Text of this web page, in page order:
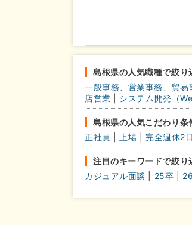
こだわり
条件
完全週
土日面
島根県の人気職種で絞り
一般事務、営業事務、貿易
店営業
システム開発（
島根県の人気こだわり条
正社員
上場 完全週休2
注目のキーワードで絞り
カジュアル面談
25卒